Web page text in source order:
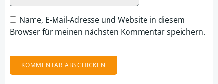
Name, E-Mail-Adresse und Website in diesem
Browser für meinen nächsten Kommentar speichern.